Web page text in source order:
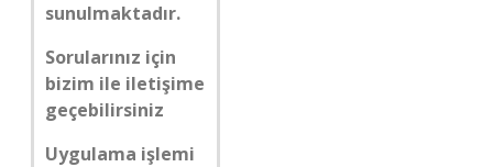
sunulmaktadır.
Sorularınız için
bizim ile iletişime
geçebilirsiniz
Uygulama işlemi